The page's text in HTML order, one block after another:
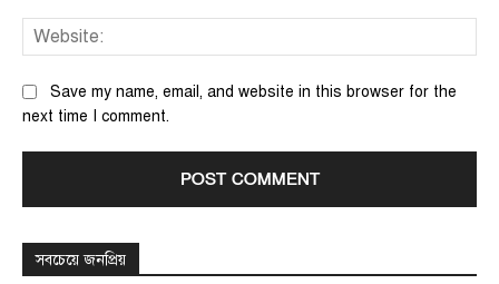
Save my name, email, and website in this browser for the
next time I comment.
সবচেয়ে জনপ্রিয়